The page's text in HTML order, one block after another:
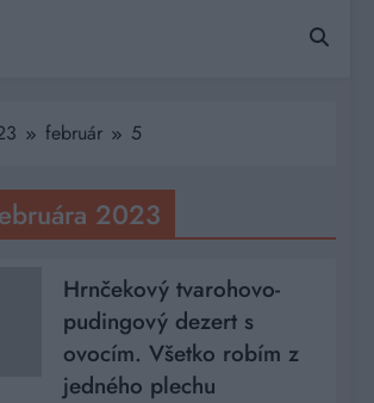
február 5
2023
Hrnčekový tvarohovo-
pudingový dezert s
ovocím. Všetko robím z
jedného plechu